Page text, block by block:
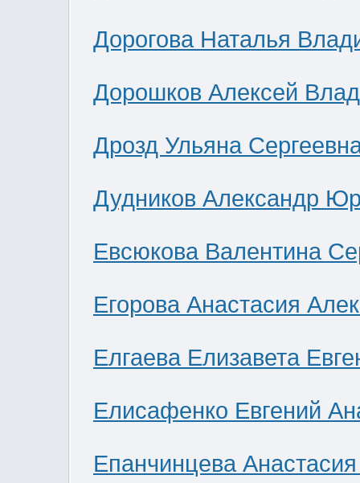
Дорогова Наталья
Дорошков Алексей
Дрозд Ульяна
Дудников Александр
Евсюкова Валентина
Егорова Анастасия
Елгаева Елизавета
Елисафенко Евгений
Епанчинцева